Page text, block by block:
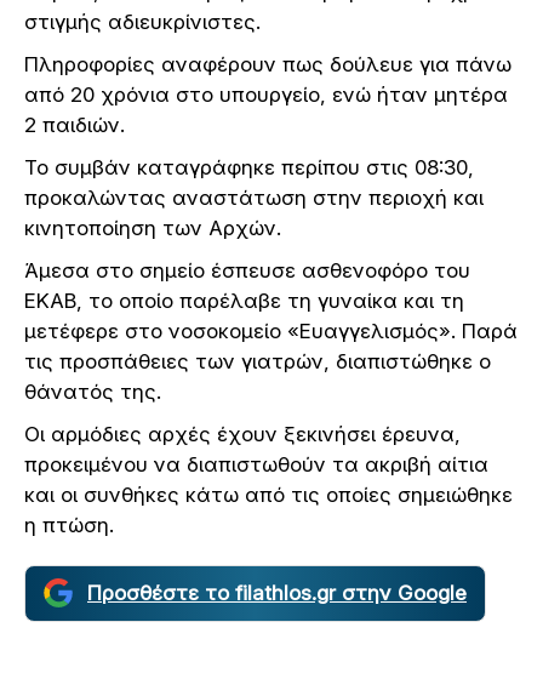
στιγμής αδιευκρίνιστες.
Πληροφορίες αναφέρουν πως δούλευε για πάνω
από 20 χρόνια στο υπουργείο, ενώ ήταν μητέρα
2 παιδιών.
Το συμβάν καταγράφηκε περίπου στις 08:30,
προκαλώντας αναστάτωση στην περιοχή και
κινητοποίηση των Αρχών.
Άμεσα στο σημείο έσπευσε ασθενοφόρο του
ΕΚΑΒ, το οποίο παρέλαβε τη γυναίκα και τη
μετέφερε στο νοσοκομείο «Ευαγγελισμός». Παρά
τις προσπάθειες των γιατρών, διαπιστώθηκε ο
θάνατός της.
Οι αρμόδιες αρχές έχουν ξεκινήσει έρευνα,
προκειμένου να διαπιστωθούν τα ακριβή αίτια
και οι συνθήκες κάτω από τις οποίες σημειώθηκε
η πτώση.
Προσθέστε το filathlos.gr στην Google